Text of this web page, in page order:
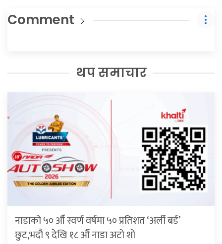
Comment
थप समाचार
नाडाको ५० औँ स्वर्ण वर्षमा ५० प्रतिशत ‘अर्ली बर्ड’
छुट,भदौ ९ देखि १८ औँ नाडा अटो शो